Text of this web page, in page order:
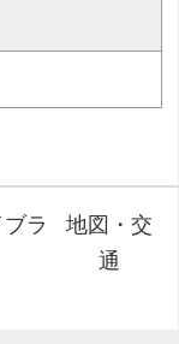
ラ
地図・交
通